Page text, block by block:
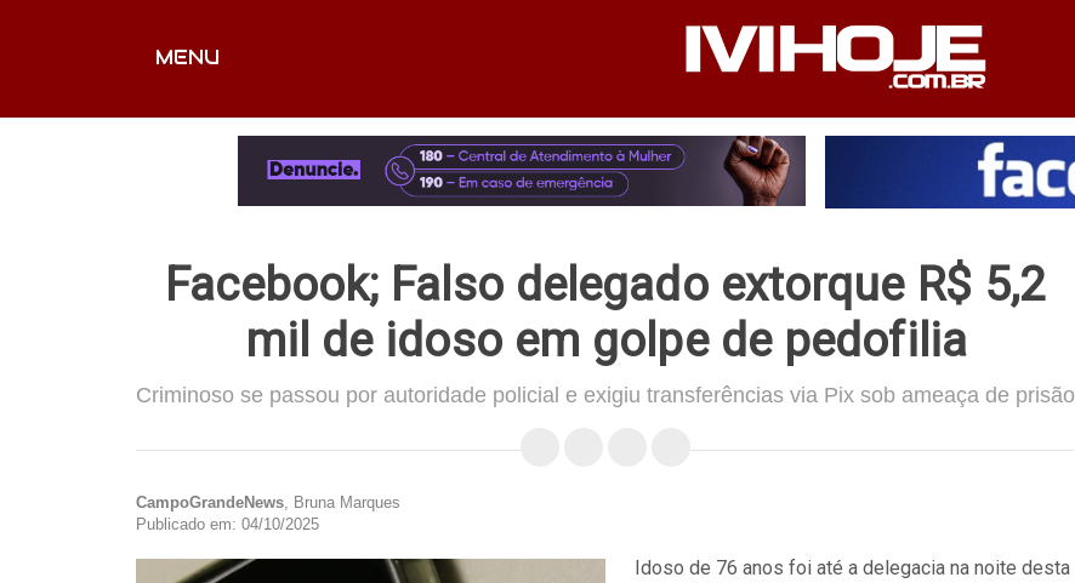
MENU
FALE CONOSCO
Facebook; Falso delegado extorque R$ 5,2
mil de idoso em golpe de pedofilia
Criminoso se passou por autoridade policial e exigiu transferências via Pix sob ameaça de prisão
CampoGrandeNews, Bruna Marques
Publicado em: 04/10/2025
Idoso de 76 anos foi até a delegacia na noite desta